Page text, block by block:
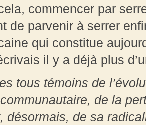
commencer par
de parvenir à serrer
qui constitue
il y a déjà plus
tous témoins de
de la
désormais, de sa